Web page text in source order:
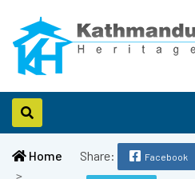
HOMEABOUT US
Home Share: Facebook